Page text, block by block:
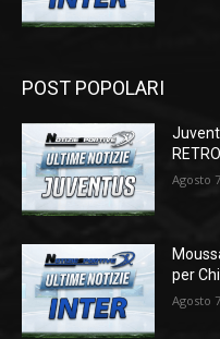
POST POPOLARI
Agosto
per
Agosto